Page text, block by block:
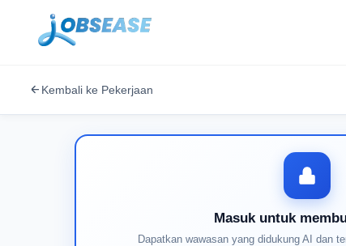
Kembali ke Pekerjaan
Masuk untuk
Dapatkan wawasan yang didukung AI dan